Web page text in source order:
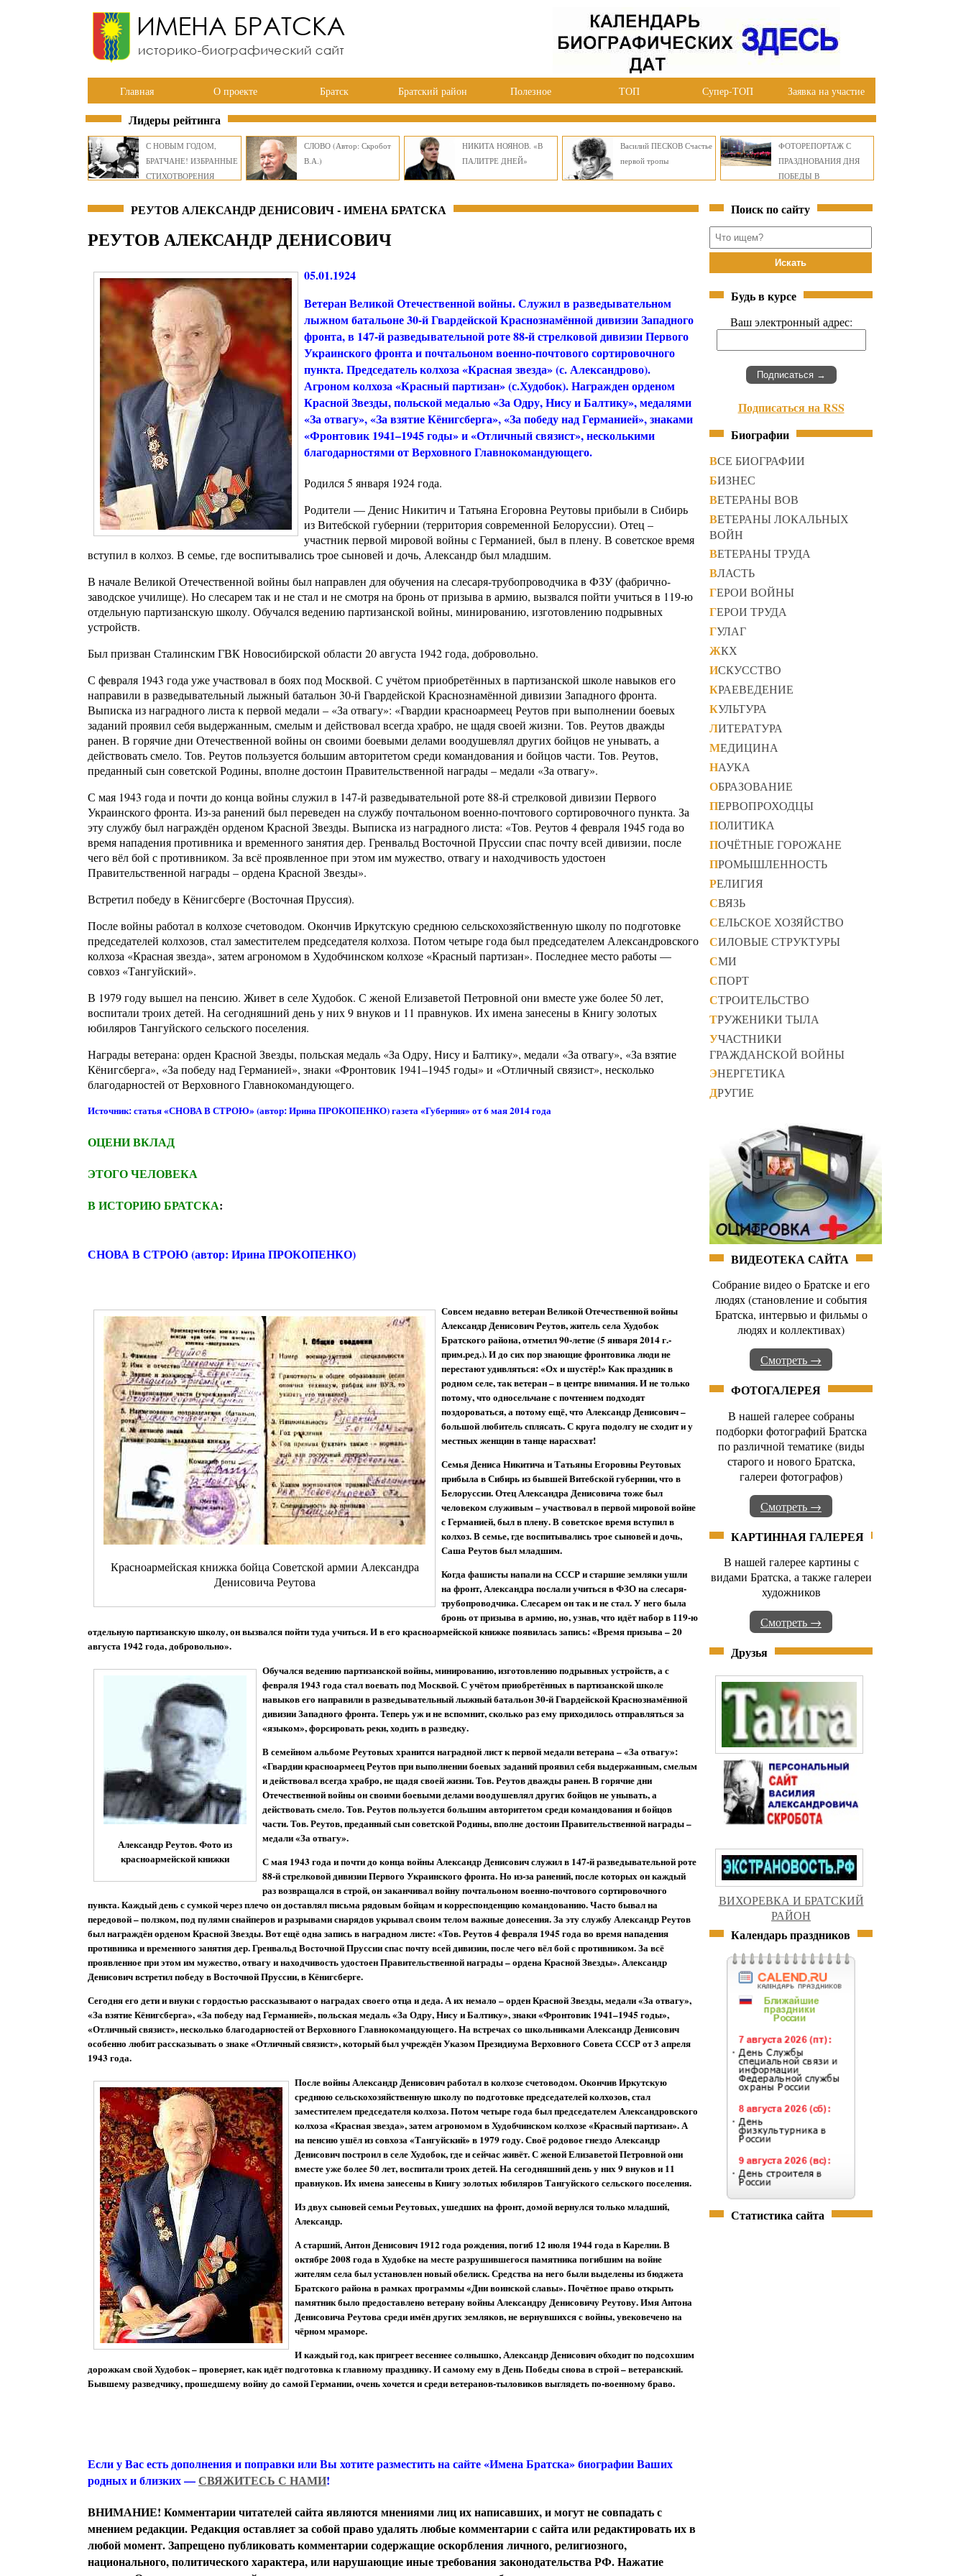
Главная О проекте Братск Братский район Полезное ТОП Супер-ТОП Заявка на участие
Лидеры рейтинга
С НОВЫМ ГОДОМ,
БРАТЧАНЕ! ИЗБРАННЫЕ
СТИХОТВОРЕНИЯ
СЛОВО (Автор: Скробот
В.А.)
НИКИТА НОЯНОВ. «В
ПАЛИТРЕ ДНЕЙ»
Василий ПЕСКОВ Счастье
первой тропы
ФОТОРЕПОРТАЖ С
ПРАЗДНОВАНИЯ ДНЯ
ПОБЕДЫ В
ОКРУГЕ БРАТСКА
РЕУТОВ АЛЕКСАНДР ДЕНИСОВИЧ - ИМЕНА БРАТСКА
РЕУТОВ АЛЕКСАНДР ДЕНИСОВИЧ
05.01.1924
Ветеран Великой Отечественной войны. Служил в разведывательном
лыжном батальоне 30-й Гвардейской Краснознамённой дивизии Западного
фронта, в 147-й разведывательной роте 88-й стрелковой дивизии Первого
Украинского фронта и почтальоном военно-почтового сортировочного
пункта. Председатель колхоза «Красная звезда» (с. Александрово).
Агроном колхоза «Красный партизан» (с.Худобок). Награжден орденом
Красной Звезды, польской медалью «За Одру, Нису и Балтику», медалями
«За отвагу», «За взятие Кёнигсберга», «За победу над Германией», знаками
«Фронтовик 1941–1945 годы» и «Отличный связист», несколькими
благодарностями от Верховного Главнокомандующего.
Родился 5 января 1924 года.
Родители — Денис Никитич и Татьяна Егоровна Реутовы прибыли в Сибирь
из Витебской губернии (территория современной Белоруссии). Отец –
участник первой мировой войны с Германией, был в плену. В советское время
вступил в колхоз. В семье, где воспитывались трое сыновей и дочь, Александр был младшим.
В начале Великой Отечественной войны был направлен для обучения на слесаря-трубопроводчика в ФЗУ (фабрично-
заводское училище). Но слесарем так и не стал и не смотря на бронь от призыва в армию, вызвался пойти учиться в 119-ю
отдельную партизанскую школу. Обучался ведению партизанской войны, минированию, изготовлению подрывных
устройств.
Был призван Сталинским ГВК Новосибирской области 20 августа 1942 года, добровольно.
С февраля 1943 года уже участвовал в боях под Москвой. С учётом приобретённых в партизанской школе навыков его
направили в разведывательный лыжный батальон 30-й Гвардейской Краснознамённой дивизии Западного фронта.
Выписка из наградного листа к первой медали – «За отвагу»: «Гвардии красноармеец Реутов при выполнении боевых
заданий проявил себя выдержанным, смелым и действовал всегда храбро, не щадя своей жизни. Тов. Реутов дважды
ранен. В горячие дни Отечественной войны он своими боевыми делами воодушевлял других бойцов не унывать, а
действовать смело. Тов. Реутов пользуется большим авторитетом среди командования и бойцов части. Тов. Реутов,
преданный сын советской Родины, вполне достоин Правительственной награды – медали «За отвагу».
С мая 1943 года и почти до конца войны служил в 147-й разведывательной роте 88-й стрелковой дивизии Первого
Украинского фронта. Из-за ранений был переведен на службу почтальоном военно-почтового сортировочного пункта. За
эту службу был награждён орденом Красной Звезды. Выписка из наградного листа: «Тов. Реутов 4 февраля 1945 года во
время нападения противника и временного занятия дер. Гренвальд Восточной Пруссии спас почту всей дивизии, после
чего вёл бой с противником. За всё проявленное при этом им мужество, отвагу и находчивость удостоен
Правительственной награды – ордена Красной Звезды».
Встретил победу в Кёнигсберге (Восточная Пруссия).
После войны работал в колхозе счетоводом. Окончив Иркутскую среднюю сельскохозяйственную школу по подготовке
председателей колхозов, стал заместителем председателя колхоза. Потом четыре года был председателем Александровского
колхоза «Красная звезда», затем агрономом в Худобчинском колхозе «Красный партизан». Последнее место работы —
совхоз «Тангуйский».
В 1979 году вышел на пенсию. Живет в селе Худобок. С женой Елизаветой Петровной они вместе уже более 50 лет,
воспитали троих детей. На сегодняшний день у них 9 внуков и 11 правнуков. Их имена занесены в Книгу золотых
юбиляров Тангуйского сельского поселения.
Награды ветерана: орден Красной Звезды, польская медаль «За Одру, Нису и Балтику», медали «За отвагу», «За взятие
Кёнигсберга», «За победу над Германией», знаки «Фронтовик 1941–1945 годы» и «Отличный связист», несколько
благодарностей от Верховного Главнокомандующего.
Источник: статья «СНОВА В СТРОЮ» (автор: Ирина ПРОКОПЕНКО) газета «Губерния» от 6 мая 2014 года
ОЦЕНИ ВКЛАД
ЭТОГО ЧЕЛОВЕКА
В ИСТОРИЮ БРАТСКА:
СНОВА В СТРОЮ (автор: Ирина ПРОКОПЕНКО)
Красноармейская книжка бойца Советской армии Александра
Денисовича Реутова
Совсем недавно ветеран Великой Отечественной войны
Александр Денисович Реутов, житель села Худобок
Братского района, отметил 90-летие (5 января 2014 г.-
прим.ред.). И до сих пор знающие фронтовика люди не
перестают удивляться: «Ох и шустёр!» Как праздник в
родном селе, так ветеран – в центре внимания. И не только
потому, что односельчане с почтением подходят
поздороваться, а потому ещё, что Александр Денисович –
большой любитель сплясать. С круга подолгу не сходит и у
местных женщин в танце нарасхват!
Семья Дениса Никитича и Татьяны Егоровны Реутовых
прибыла в Сибирь из бывшей Витебской губернии, что в
Белоруссии. Отец Александра Денисовича тоже был
человеком служивым – участвовал в первой мировой войне
с Германией, был в плену. В советское время вступил в
колхоз. В семье, где воспитывались трое сыновей и дочь,
Саша Реутов был младшим.
Когда фашисты напали на СССР и старшие земляки ушли
на фронт, Александра послали учиться в ФЗО на слесаря-
трубопроводчика. Слесарем он так и не стал. У него была
бронь от призыва в армию, но, узнав, что идёт набор в 119-ю
отдельную партизанскую школу, он вызвался пойти туда учиться. И в его красноармейской книжке появилась запись: «Время призыва – 20
августа 1942 года, добровольно».
Александр Реутов. Фото из
красноармейской книжки
Обучался ведению партизанской войны, минированию, изготовлению подрывных устройств, а с
февраля 1943 года стал воевать под Москвой. С учётом приобретённых в партизанской школе
навыков его направили в разведывательный лыжный батальон 30-й Гвардейской Краснознамённой
дивизии Западного фронта. Теперь уж и не вспомнит, сколько раз ему приходилось отправляться за
«языком», форсировать реки, ходить в разведку.
В семейном альбоме Реутовых хранится наградной лист к первой медали ветерана – «За отвагу»:
«Гвардии красноармеец Реутов при выполнении боевых заданий проявил себя выдержанным, смелым
и действовал всегда храбро, не щадя своей жизни. Тов. Реутов дважды ранен. В горячие дни
Отечественной войны он своими боевыми делами воодушевлял других бойцов не унывать, а
действовать смело. Тов. Реутов пользуется большим авторитетом среди командования и бойцов
части. Тов. Реутов, преданный сын советской Родины, вполне достоин Правительственной награды –
медали «За отвагу».
С мая 1943 года и почти до конца войны Александр Денисович служил в 147-й разведывательной роте
88-й стрелковой дивизии Первого Украинского фронта. Но из-за ранений, после которых он каждый
раз возвращался в строй, он заканчивал войну почтальоном военно-почтового сортировочного
пункта. Каждый день с сумкой через плечо он доставлял письма рядовым бойцам и корреспонденцию командованию. Часто бывал на
передовой – ползком, под пулями снайперов и разрывами снарядов укрывал своим телом важные донесения. За эту службу Александр Реутов
был награждён орденом Красной Звезды. Вот ещё одна запись в наградном листе: «Тов. Реутов 4 февраля 1945 года во время нападения
противника и временного занятия дер. Гренвальд Восточной Пруссии спас почту всей дивизии, после чего вёл бой с противником. За всё
проявленное при этом им мужество, отвагу и находчивость удостоен Правительственной награды – ордена Красной Звезды». Александр
Денисович встретил победу в Восточной Пруссии, в Кёнигсберге.
Сегодня его дети и внуки с гордостью рассказывают о наградах своего отца и деда. А их немало – орден Красной Звезды, медали «За отвагу»,
«За взятие Кёнигсберга», «За победу над Германией», польская медаль «За Одру, Нису и Балтику», знаки «Фронтовик 1941–1945 годы»,
«Отличный связист», несколько благодарностей от Верховного Главнокомандующего. На встречах со школьниками Александр Денисович
особенно любит рассказывать о знаке «Отличный связист», который был учреждён Указом Президиума Верховного Совета СССР от 3 апреля
1943 года.
После войны Александр Денисович работал в колхозе счетоводом. Окончив Иркутскую
среднюю сельскохозяйственную школу по подготовке председателей колхозов, стал
заместителем председателя колхоза. Потом четыре года был председателем Александровского
колхоза «Красная звезда», затем агрономом в Худобчинском колхозе «Красный партизан». А
на пенсию ушёл из совхоза «Тангуйский» в 1979 году. Своё родовое гнездо Александр
Денисович построил в селе Худобок, где и сейчас живёт. С женой Елизаветой Петровной они
вместе уже более 50 лет, воспитали троих детей. На сегодняшний день у них 9 внуков и 11
правнуков. Их имена занесены в Книгу золотых юбиляров Тангуйского сельского поселения.
Из двух сыновей семьи Реутовых, ушедших на фронт, домой вернулся только младший,
Александр.
А старший, Антон Денисович 1912 года рождения, погиб 12 июля 1944 года в Карелии. В
октябре 2008 года в Худобке на месте разрушившегося памятника погибшим на войне
жителям села был установлен новый обелиск. Средства на него были выделены из бюджета
Братского района в рамках программы «Дни воинской славы». Почётное право открыть
памятник было предоставлено ветерану войны Александру Денисовичу Реутову. Имя Антона
Денисовича Реутова среди имён других земляков, не вернувшихся с войны, увековечено на
чёрном мраморе.
И каждый год, как пригреет весеннее солнышко, Александр Денисович обходит по подсохшим
дорожкам свой Худобок – проверяет, как идёт подготовка к главному празднику. И самому ему в День Победы снова в строй – ветеранский.
Бывшему разведчику, прошедшему войну до самой Германии, очень хочется и среди ветеранов-тыловиков выглядеть по-военному браво.
Если у Вас есть дополнения и поправки или Вы хотите разместить на сайте «Имена Братска» биографии Ваших
родных и близких —СВЯЖИТЕСЬ С НАМИ!
ВНИМАНИЕ! Комментарии читателей сайта являются мнениями лиц их написавших, и могут не совпадать с
мнением редакции. Редакция оставляет за собой право удалять любые комментарии с сайта или редактировать их в
любой момент. Запрещено публиковать комментарии содержащие оскорбления личного, религиозного,
национального, политического характера, или нарушающие иные требования законодательства РФ. Нажатие
Поиск по сайту
Будь в курсе
Ваш электронный адрес:
Подписаться на RSS
Биографии
ВСЕ БИОГРАФИИ
БИЗНЕС
ВЕТЕРАНЫ ВОВ
ВЕТЕРАНЫ ЛОКАЛЬНЫХ
ВОЙН
ВЕТЕРАНЫ ТРУДА
ВЛАСТЬ
ГЕРОИ ВОЙНЫ
ГЕРОИ ТРУДА
ГУЛАГ
ЖКХ
ИСКУССТВО
КРАЕВЕДЕНИЕ
КУЛЬТУРА
ЛИТЕРАТУРА
МЕДИЦИНА
НАУКА
ОБРАЗОВАНИЕ
ПЕРВОПРОХОДЦЫ
ПОЛИТИКА
ПОЧЁТНЫЕ ГОРОЖАНЕ
ПРОМЫШЛЕННОСТЬ
РЕЛИГИЯ
СВЯЗЬ
СЕЛЬСКОЕ ХОЗЯЙСТВО
СИЛОВЫЕ СТРУКТУРЫ
СМИ
СПОРТ
СТРОИТЕЛЬСТВО
ТРУЖЕНИКИ ТЫЛА
УЧАСТНИКИ
ГРАЖДАНСКОЙ ВОЙНЫ
ЭНЕРГЕТИКА
ДРУГИЕ
ВИДЕОТЕКА САЙТА
Собрание видео о Братске и его
людях (становление и события
Братска, интервью и фильмы о
людях и коллективах)
Смотреть →
ФОТОГАЛЕРЕЯ
В нашей галерее собраны
подборки фотографий Братска
по различной тематике (виды
старого и нового Братска,
галереи фотографов)
Смотреть →
КАРТИННАЯ ГАЛЕРЕЯ
В нашей галерее картины с
видами Братска, а также галереи
художников
Смотреть →
Друзья
ВИХОРЕВКА И БРАТСКИЙ
РАЙОН
Календарь праздников
Статистика сайта